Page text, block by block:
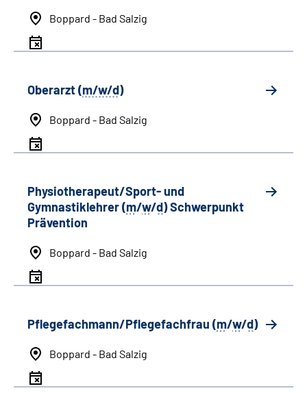
Boppard - Bad Salzig
Oberarzt (m/w/d)
Boppard - Bad Salzig
Physiotherapeut/Sport- und
Gymnastiklehrer (m/w/d) Schwerpunkt
Prävention
Boppard - Bad Salzig
Pflegefachmann/Pflegefachfrau (m/w/d)
Boppard - Bad Salzig